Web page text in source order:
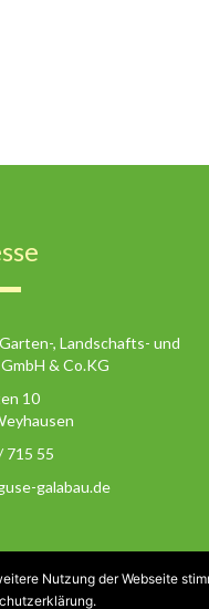
, Landschafts- und
& Co.KG
10
715 55
galabau.de
Nutzung der Webseite